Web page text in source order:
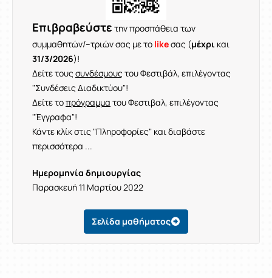
Επιβραβεύστε την προσπάθεια των
συμμαθητών/–τριών σας με το likeσας (μέχρι και
31/3/2026)!
Δείτε τους συνδέσμους του Φεστιβάλ, επιλέγοντας
"Συνδέσεις Διαδικτύου"!
Δείτε τοπρόγραμμα του Φεστιβαλ, επιλέγοντας
"Έγγραφα"!
Κάντε κλίκ στις "Πληροφορίες" και διαβάστε
περισσότερα ...
Ημερομηνία δημιουργίας
Παρασκευή 11 Μαρτίου 2022
Σελίδα μαθήματος